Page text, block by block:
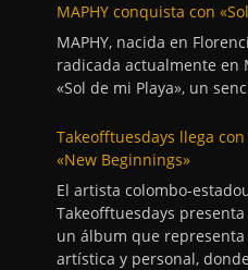
MAPHY conquista con
MAPHY, nacida en
radicada actualmente en
«Sol de mi Playa», un
Takeofftuesdays llega
«New Beginnings»
El artista colombo-
Takeofftuesdays
un álbum que
artística y personal,